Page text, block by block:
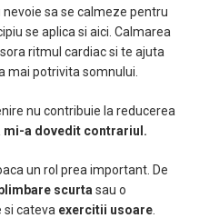
sa se calmeze pentru
se aplica si aici. Calmarea
ritmul cardiac si te ajuta
mai potrivita somnului.
nu contribuie la reducerea
mi-a dovedit contrariul.
un rol prea important. De
scurta sau o
si cateva exercitii usoare